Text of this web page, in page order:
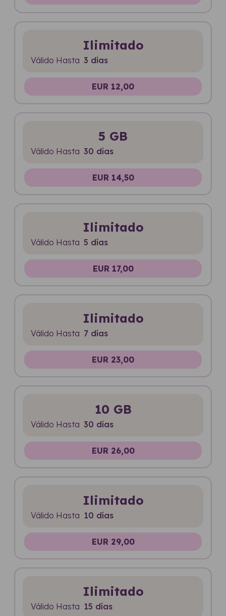
Ilimitado
Válido Hasta 3 días
EUR 12,00
5 GB
Válido Hasta 30 días
EUR 14,50
Ilimitado
Válido Hasta 5 días
EUR 17,00
Ilimitado
Válido Hasta 7 días
EUR 23,00
10 GB
Válido Hasta 30 días
EUR 26,00
Ilimitado
Válido Hasta 10 días
EUR 29,00
Ilimitado
Válido Hasta 15 días